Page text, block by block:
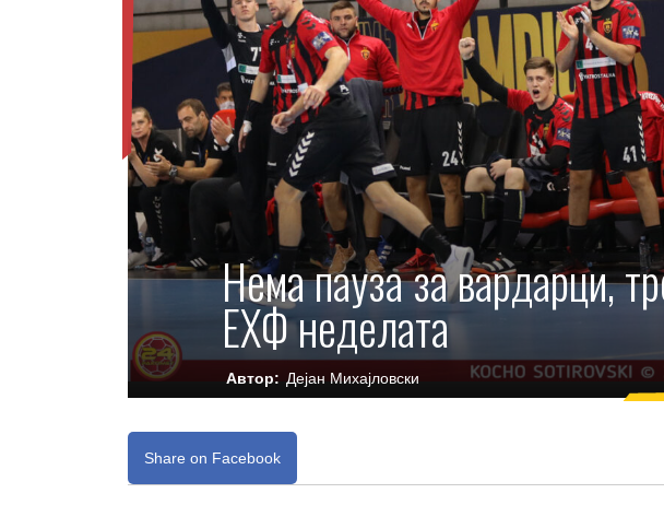
Нема пауза за вардарци,
ЕХФ неделата
Автор: Дејан Михајловски
Share on Facebook